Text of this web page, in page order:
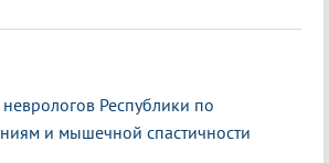
Республики по
и мышечной спастичности